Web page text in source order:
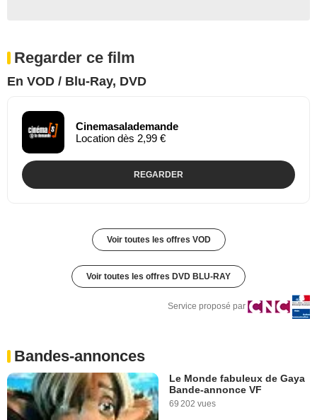
Regarder ce film
En VOD / Blu-Ray, DVD
Cinemasalademande
Location dès 2,99 €
REGARDER
Voir toutes les offres VOD
Voir toutes les offres DVD BLU-RAY
Service proposé par
Bandes-annonces
Le Monde fabuleux de Gaya
Bande-annonce VF
69 202 vues